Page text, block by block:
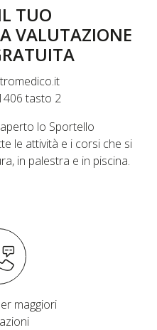
TUO
VALUTAZIONE
tasto 2
lo Sportello
le attività e i corsi che si
in palestra e in piscina.
maggiori